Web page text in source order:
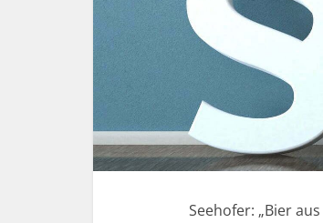
Seehofer: „Bier